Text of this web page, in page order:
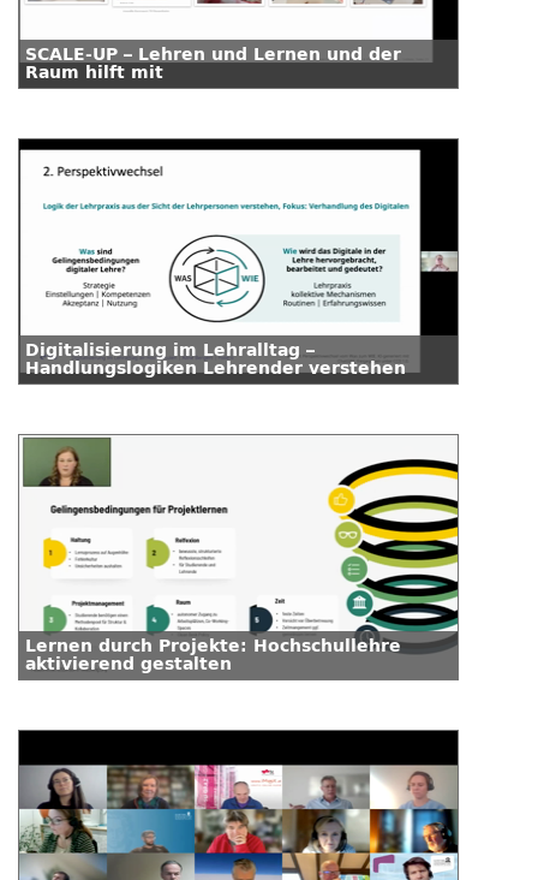
SCALE-UP – Lehren und Lernen und der
Raum hilft mit
Digitalisierung im Lehralltag –
Handlungslogiken Lehrender verstehen
Lernen durch Projekte: Hochschullehre
aktivierend gestalten